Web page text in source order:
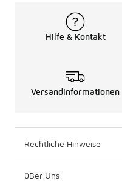
Hilfe & Kontakt
Versandinformationen
Rechtliche Hinweise
üBer Uns